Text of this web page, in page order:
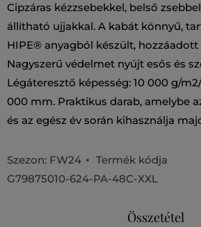
Cipzáras kézzsebekkel, belső
állítható ujjakkal. A kabát könnyű,
HIPE® anyagból készült, hozzáadott
Nagyszerű védelmet nyújt esős és
Légáteresztő képesség: 10 000 g/
000 mm. Praktikus darab, amelybe
és az egész év során kihasználja
Szezon: FW24
Termék kódja
G79875010-624-PA-48C-XXL
Összetétel